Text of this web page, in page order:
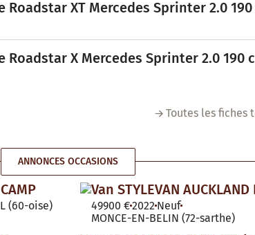
Roadstar XT Mercedes Sprinter 2.0
Roadstar X Mercedes Sprinter 2.0 190
Toutes les fiches
ANNONCES OCCASIONS
(60-oise)
Van STYLEVAN AUCKLAND
49900 €2022 Neuf
MONCE-EN-BELIN (72-sarthe)